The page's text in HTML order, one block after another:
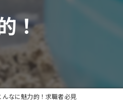
！
んなに魅力的！求職者必見